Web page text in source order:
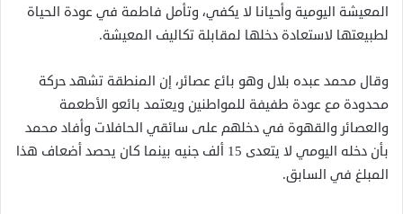
المعيشة اليومية وأحيانا لا يكفي، وتأمل فاطمة في عودة الحياة
لطبيعتها لاستعادة دخلها لمقابلة تكاليف المعيشة.
وقال محمد عبده بلال وهو بائع عصائر، إن المنطقة تشهد حركة
محدودة مع عودة طفيفة للمواطنين ويعتمد بائعو الأطعمة
والعصائر والقهوة في دخلهم على سائقي الحافلات وأفاد محمد
بأن دخله اليومي لا يتعدى 15 ألف جنيه بينما كان يحصد أضعاف هذا
المبلغ في السابق.